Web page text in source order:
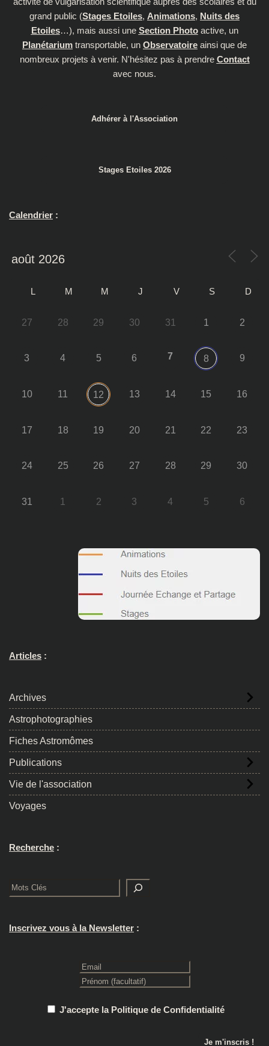
grand public (Stages Etoiles, Animations, Nuits des
Etoiles…), mais aussi une Section Photoactive, un
Planétarium transportable, un Observatoire ainsi que de
nombreux projets à venir. N'hésitez pas à prendre Contact
avec nous.
Adhérer à l'Association
Stages Etoiles 2026
Calendrier :
L M M J V S D
27 28 29 30 31 1 2
3 4 5 6 7 8 9
10 11 12 13 14 15 16
17 18 19 20 21 22 23
24 25 26 27 28 29 30
31 1 2 3 4 5 6
Articles :
Archives
Astrophotographies
Fiches Astromômes
Publications
Vie de l'association
Voyages
Recherche :
Rechercher
Inscrivez vous à la Newsletter :
J'accepte la Politique de Confidentialité